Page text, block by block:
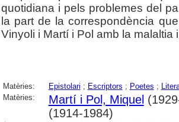
quotidiana i pels problemes del
la part de la correspondència
Vinyoli i Martí i Pol amb la malaltia
Matèries: Epistolari ; Escriptors ; Poetes ;
Matèries:
Martí i Pol, Miquel
(1914-1984)